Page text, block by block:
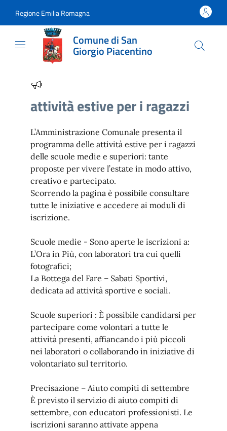
Regione Emilia Romagna
Comune di San
Giorgio Piacentino
attività estive per i ragazzi
L’Amministrazione Comunale presenta il
programma delle attività estive per i ragazzi
delle scuole medie e superiori: tante
proposte per vivere l’estate in modo attivo,
creativo e partecipato.
Scorrendo la pagina è possibile consultare
tutte le iniziative e accedere ai moduli di
iscrizione.
Scuole medie - Sono aperte le iscrizioni a:
L’Ora in Più, con laboratori tra cui quelli
fotografici;
La Bottega del Fare – Sabati Sportivi,
dedicata ad attività sportive e sociali.
Scuole superiori : È possibile candidarsi per
partecipare come volontari a tutte le
attività presenti, affiancando i più piccoli
nei laboratori o collaborando in iniziative di
volontariato sul territorio.
Precisazione – Aiuto compiti di settembre
È previsto il servizio di aiuto compiti di
settembre, con educatori professionisti. Le
iscrizioni saranno attivate appena